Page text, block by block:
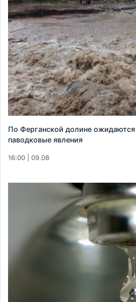
По Ферганской долине
паводковые явления
16:00 | 09.08